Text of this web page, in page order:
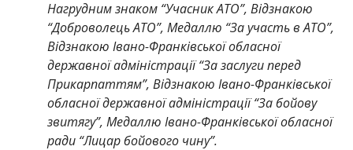
Нагрудним знаком “Учасник АТО”, Відзнакою
“Доброволець АТО”, Медаллю “За участь в АТО”,
Відзнакою Івано-Франківської обласної
державної адміністрації “За заслуги перед
Прикарпаттям”, Відзнакою Івано-Франківської
обласної державної адміністрації “За бойову
звитягу”, Медаллю Івано-Франківської обласної
ради “Лицар бойового чину”.